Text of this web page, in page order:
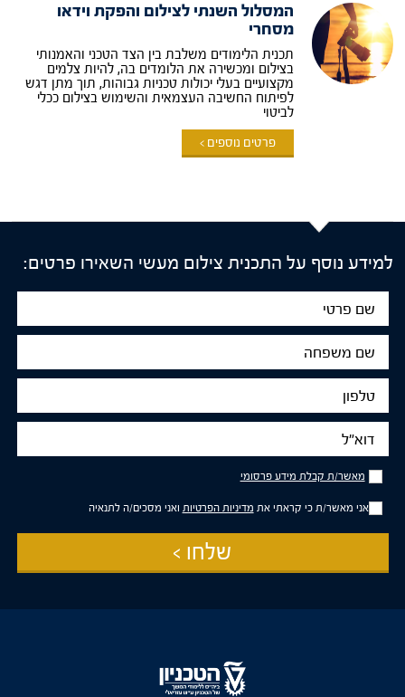
המסלול השנתי לצילום והפקת וידאו
מסחרי
תכנית הלימודים משלבת בין הצד הטכני והאמנותי
בצילום ומכשירה את הלומדים בה, להיות צלמים
מקצועיים בעלי יכולות טכניות גבוהות, תוך מתן דגש
לפיתוח החשיבה העצמאית והשימוש בצילום ככלי
לביטוי
פרטים נוספים >
למידע נוסף על התכנית צילום מעשי השאירו פרטים:
פרטי
משפחה
מאשר/ת
קבלת
מידע
פרסומי
מאשר/ת קבלת מידע פרסומי
אני מאשר/ת כי קראתי את מדיניות הפרטיות ואני מסכים/ה לתנאיה
שלחו >